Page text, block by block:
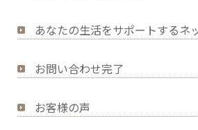
あなたの生活をサポートするネ
お問い合わせ完了
お客様の声